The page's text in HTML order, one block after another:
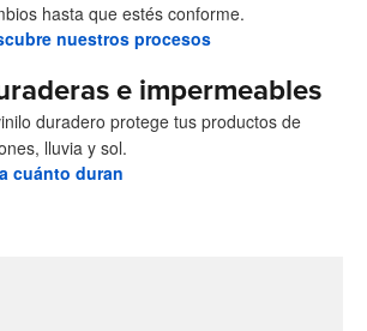
hasta que estés conforme.
nuestros procesos
e impermeables
duradero protege tus productos de
lluvia y sol.
cuánto duran